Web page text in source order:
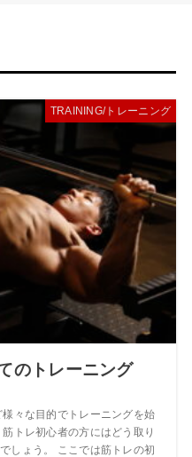
TRAINING/トレーニング
のトレーニング
々な目的でトレーニングを始
トレ初心者の方にはどう取り
しょう。 ここでは筋トレの初